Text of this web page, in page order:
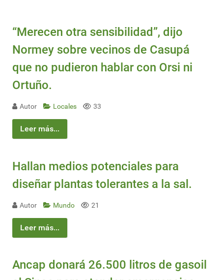
“Merecen otra sensibilidad”, dijo
Normey sobre vecinos de Casupá
que no pudieron hablar con Orsi ni
Ortuño.
Autor Locales 33
Leer más...
Hallan medios potenciales para
diseñar plantas tolerantes a la sal.
Autor Mundo 21
Leer más...
Ancap donará 26.500 litros de gasoil